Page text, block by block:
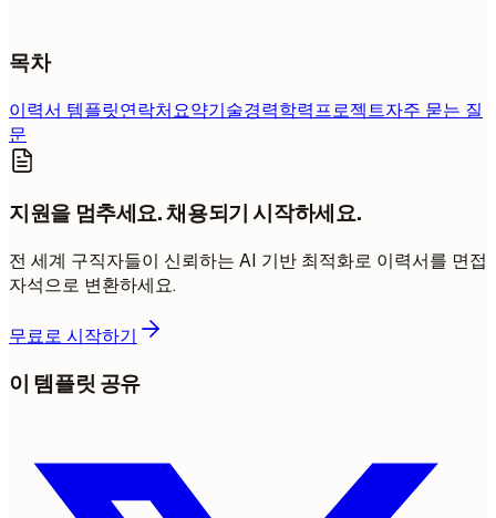
목차
이력서 템플릿연락처요약기술경력학력프로젝트자주 묻는 질
문
지원을 멈추세요. 채용되기 시작하세요.
전 세계 구직자들이 신뢰하는 AI 기반 최적화로 이력서를 면접
자석으로 변환하세요.
무료로 시작하기
이 템플릿 공유